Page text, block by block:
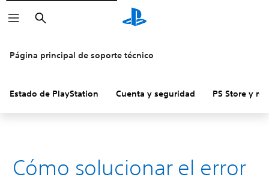
Buscar
Página principal de soporte técnico
Estado de PlayStation Cuenta y seguridad PS Store y
Cómo solucionar el error